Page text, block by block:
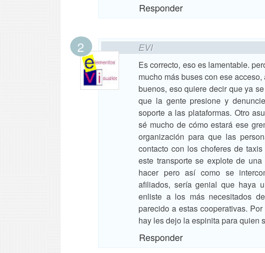
Responder
EVI
Es correcto, eso es lamentable.
mucho más buses con ese
buenos, eso quiere decir que ya
que la gente presione y
soporte a las plataformas. Otro
sé mucho de cómo estará ese
organización para que las
contacto con los choferes de
este transporte se explote de
hacer pero así como se
afiliados, sería genial que haya
enliste a los más necesitados
parecido a estas cooperativas.
hay les dejo la espinita para quien
Responder